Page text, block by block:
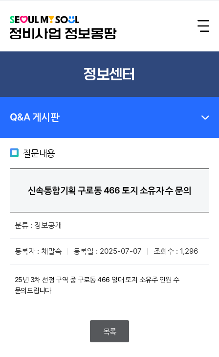
정보센터
Q&A 게시판
질문내용
신속통합기획 구로동 466 토지 소유자 수 문의
분류 : 정보공개
등록자 : 채말숙 등록일 : 2025-07-07 조회수 : 1,296
25년 3차 선정 구역 중 구로동 466 일대 토지 소유주 인원 수
문의드립니다
목록